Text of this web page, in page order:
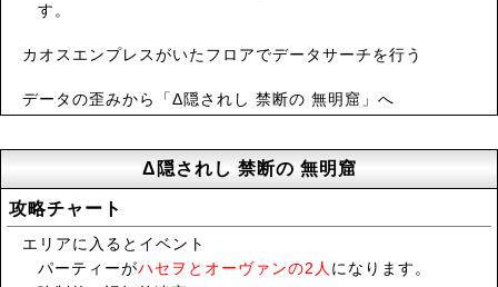
す。
カオスエンプレスがいたフロアでデータサーチを行う
データの歪みから「Δ隠されし 禁断の 無明窟」へ
Δ隠されし 禁断の 無明窟
攻略チャート
エリアに入るとイベント
パーティーがハセヲとオーヴァンの2人 になります。